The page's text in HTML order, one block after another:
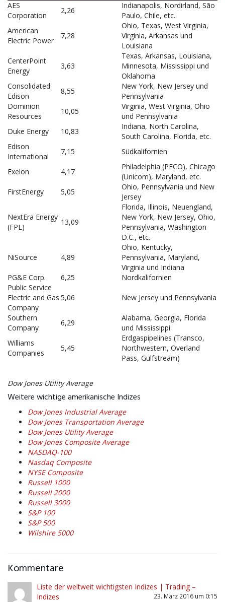
AES
Corporation
2,26
Indianapolis, Nordirland, São
Paulo, Chile, etc.
American
Electric Power
7,28
Ohio, Texas, West Virginia,
Virginia, Arkansas und
Louisiana
CenterPoint
Energy
3,63
Texas, Arkansas, Louisiana,
Minnesota, Mississippi und
Oklahoma
Consolidated
Edison
8,55
New York, New Jersey und
Pennsylvania
Dominion
Resources
10,05
Virginia, West Virginia, Ohio
und Pennsylvania
Duke Energy
10,83
Indiana, North Carolina,
South Carolina, Florida, etc.
Edison
International
7,15 Südkalifornien
Exelon 4,17
Philadelphia (PECO), Chicago
(Unicom), Maryland, etc.
FirstEnergy
5,05
Ohio, Pennsylvania und New
Jersey
NextEra Energy
(FPL)
13,09
Florida, Illinois, Neuengland,
New York, New Jersey, Ohio,
Pennsylvania, Washington
D.C., etc.
NiSource 4,89
Ohio, Kentucky,
Pennsylvania, Maryland,
Virginia und Indiana
PG&E Corp.
6,25
Nordkalifornien
Public Service
Electric and Gas
Company
5,06 New Jersey und Pennsylvania
Southern
Company
6,29
Alabama, Georgia, Florida
und Mississippi
Williams
Companies
5,45
Erdgaspipelines (Transco,
Northwestern, Overland
Pass, Gulfstream)
Dow Jones Utility Average
Weitere wichtige amerikanische Indizes
Dow Jones Industrial Average
Dow Jones Transportation Average
Dow Jones Utility Average
Dow Jones Composite Average
NASDAQ-100
Nasdaq Composite
NYSE Composite
Russell 1000
Russell 2000
Russell 3000
S&P 100
S&P 500
Wilshire 5000
Kommentare
Liste der weltweit wichtigsten Indizes | Trading –
Indizes
23. März 2016 um 0:15